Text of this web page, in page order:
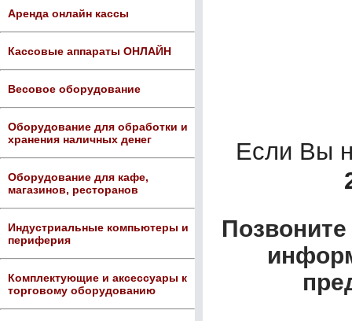
Аренда онлайн кассы
Кассовые аппараты ОНЛАЙН
Весовое оборудование
Оборудование для обработки и
хранения наличных денег
Оборудование для кафе,
магазинов, ресторанов
Индустриальные компьютеры и
периферия
Комплектующие и аксессуары к
торговому оборудованию
Если Вы